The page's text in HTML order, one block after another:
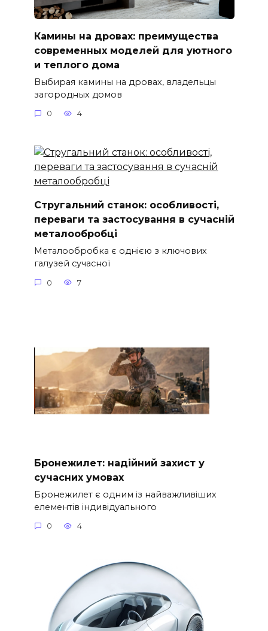
Камины на дровах: преимущества
современных моделей для уютного
и теплого дома
Выбирая камины на дровах, владельцы
загородных домов
0 4
Стругальний станок: особливості,
переваги та застосування в сучасній
металообробці
Металообробка є однією з ключових
галузей сучасної
0 7
Бронежилет: надійний захист у
сучасних умовах
Бронежилет є одним із найважливіших
елементів індивідуального
0 4